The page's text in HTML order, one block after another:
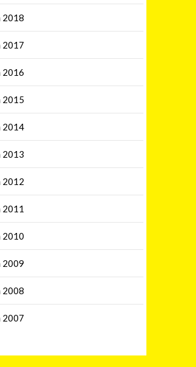
2018
2017
2016
2015
2014
2013
2012
2011
2010
2009
2008
2007